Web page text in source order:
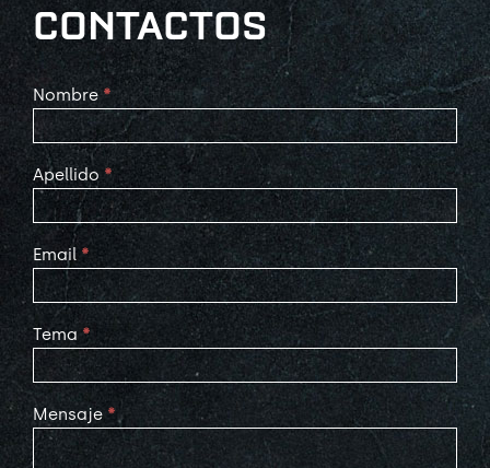
CONTACTOS
Contact
Us
Nombre *
Apellido *
Email *
Tema *
Mensaje *